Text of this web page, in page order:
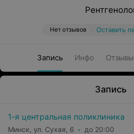
Нет отзывов Оставить
Запись Инфо Отзывы
Запись
1-я центральная поликлиника
Минск, ул. Сухая, 6 до 20:00